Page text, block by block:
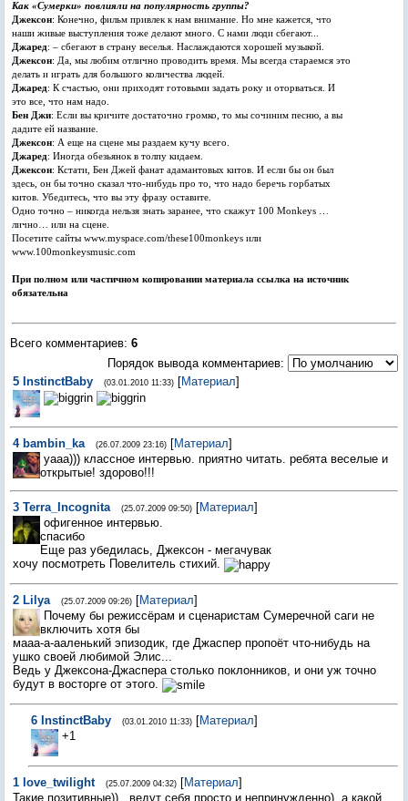
Как «Сумерки» повлияли на популярность группы?
Джексон: Конечно, фильм привлек к нам внимание. Но мне кажется, что
наши живые выступления тоже делают много. С нами люди сбегают...
Джаред: – сбегают в страну веселья. Наслаждаются хорошей музыкой.
Джексон: Да, мы любим отлично проводить время. Мы всегда стараемся это
делать и играть для большого количества людей.
Джаред: К счастью, они приходят готовыми задать року и оторваться. И
это все, что нам надо.
Бен Джи: Если вы кричите достаточно громко, то мы сочиним песню, а вы
дадите ей название.
Джексон: А еще на сцене мы раздаем кучу всего.
Джаред: Иногда обезьянок в толпу кидаем.
Джексон: Кстати, Бен Джей фанат адамантовых китов. И если бы он был
здесь, он бы точно сказал что-нибудь про то, что надо беречь горбатых
китов. Убедитесь, что вы эту фразу оставите.
Одно точно – никогда нельзя знать заранее, что скажут 100 Monkeys …
лично… или на сцене.
Посетите сайты www.myspace.com/these100monkeys или
www.100monkeysmusic.com
При полном или частичном копировании материала ссылка на источник
обязательна
Всего комментариев: 6
Порядок вывода комментариев:
5 InstinctBaby (03.01.2010 11:33) [Материал]
4 bambin_ka (26.07.2009 23:16) [Материал]
уааа))) классное интервью. приятно читать. ребята веселые и
открытые! здорово!!!
3 Terra_Incognita (25.07.2009 09:50) [Материал]
офигенное интервью.
спасибо
Еще раз убедилась, Джексон - мегачувак
хочу посмотреть Повелитель стихий.
2 Lilya (25.07.2009 09:26) [Материал]
Почему бы режиссёрам и сценаристам Сумеречной саги не
включить хотя бы
мааа-а-ааленький эпизодик, где Джаспер пропоёт что-нибудь на
ушко своей любимой Элис...
Ведь у Джексона-Джаспера столько поклонников, и они уж точно
будут в восторге от этого.
6 InstinctBaby (03.01.2010 11:33) [Материал]
+1
1 love_twilight (25.07.2009 04:32) [Материал]
Такие позитивные)).. ведут себя просто и непринужденно)..а какой